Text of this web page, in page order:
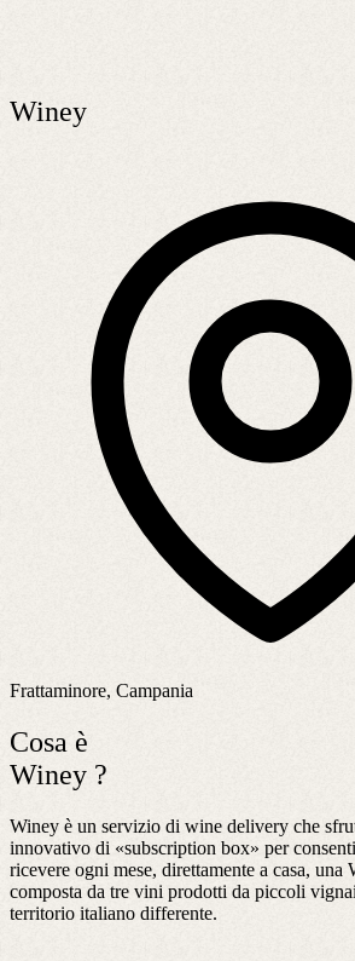
Winey
Frattaminore, Campania
Cosa è
Winey ?
Winey è un servizio di wine delivery che
innovativo di «subscription box» per
ricevere ogni mese, direttamente a casa, una
composta da tre vini prodotti da piccoli
territorio italiano differente.